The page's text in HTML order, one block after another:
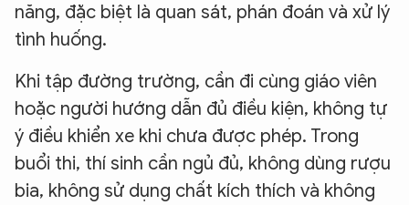
năng, đặc biệt là quan sát, phán đoán và xử lý
tình huống.
Khi tập đường trường, cần đi cùng giáo viên
hoặc người hướng dẫn đủ điều kiện, không tự
ý điều khiển xe khi chưa được phép. Trong
buổi thi, thí sinh cần ngủ đủ, không dùng rượu
bia, không sử dụng chất kích thích và không